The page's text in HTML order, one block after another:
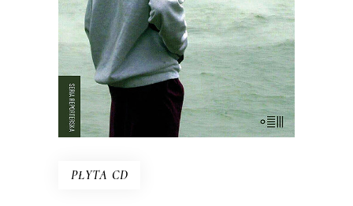
drzewa palmowe stały nietknięte. Takie
są fakty. Ale co się wydarzyło?
PŁYTA CD